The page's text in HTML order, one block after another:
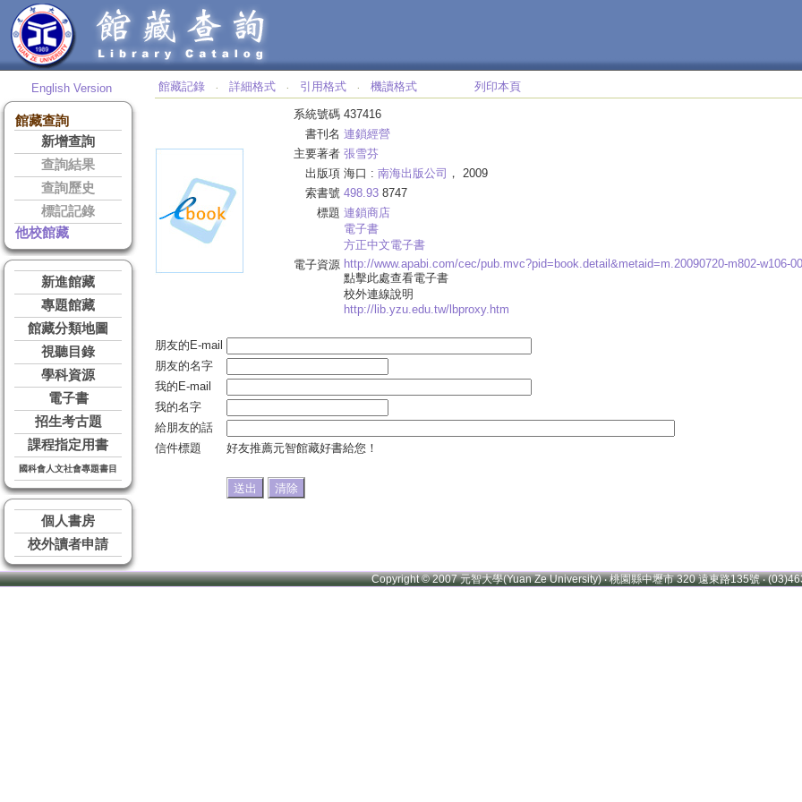
English Version
館藏查詢
新增查詢
查詢結果
查詢歷史
標記記錄
他校館藏
新進館藏
專題館藏
館藏分類地圖
視聽目錄
學科資源
電子書
招生考古題
課程指定用書
國科會人文社會專題書目
個人書房
校外讀者申請
館藏記錄 ‧ 詳細格式 ‧ 引用格式 ‧ 機讀格式 列印本頁
系統號碼 437416
書刊名 連鎖經營
主要著者 張雪芬
出版項 海口 : 南海出版公司 ， 2009
索書號 498.93 8747
標題 連鎖商店
電子書
方正中文電子書
電子資源 http://www.apabi.com/cec/pub.mvc?pid=book.detail&metaid=m.20090720-m802-w106-
點擊此處查看電子書
校外連線說明
http://lib.yzu.edu.tw/lbproxy.htm
朋友的E-mail
朋友的名字
我的E-mail
我的名字
給朋友的話
信件標題
好友推薦元智館藏好書給您！
Copyright © 2007 元智大學(Yuan Ze University) ‧ 桃園縣中壢市 320 遠東路135號 ‧